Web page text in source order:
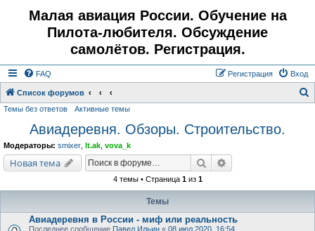
Малая авиация России. Обучение на
Пилота-любителя. Обсуждение
самолётов. Регистрация.
FAQ Вход
Регистрация
Список форумов
Темы без ответов Активные темы
Авиадеревня. Обзоры. Строительство.
Модераторы: smixer lt.ak vova_k
Новая тема Поиск
4 темы • Страница 1из 1
Темы
Авиадеревня в России - миф или реальность
Последнее сообщение Павел Ильин « 08 июл 2020, 16:54